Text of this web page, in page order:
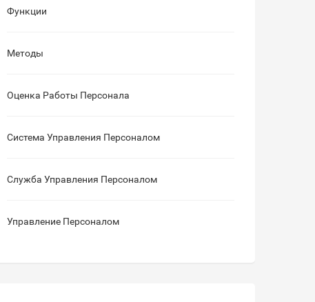
Функции
Методы
Оценка Работы Персонала
Система Управления Персоналом
Служба Управления Персоналом
Управление Персоналом